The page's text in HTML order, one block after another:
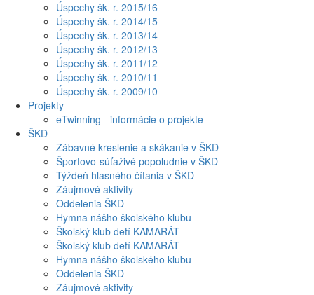
Úspechy šk. r. 2015/16
Úspechy šk. r. 2014/15
Úspechy šk. r. 2013/14
Úspechy šk. r. 2012/13
Úspechy šk. r. 2011/12
Úspechy šk. r. 2010/11
Úspechy šk. r. 2009/10
Projekty
eTwinning - informácie o projekte
ŠKD
Zábavné kreslenie a skákanie v ŠKD
Športovo-súťaživé popoludnie v ŠKD
Týždeň hlasného čítania v ŠKD
Záujmové aktivity
Oddelenia ŠKD
Hymna nášho školského klubu
Školský klub detí KAMARÁT
Školský klub detí KAMARÁT
Hymna nášho školského klubu
Oddelenia ŠKD
Záujmové aktivity